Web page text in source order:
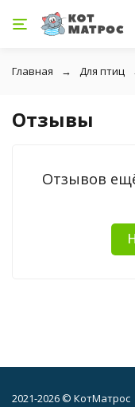
Главная Для птиц
Отзывы
Отзывов
2021-2026 © КотМатрос